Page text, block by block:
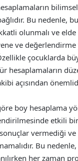
Bu nedenle,
olunmalı ve
ve
çocuklarda
hesaplamaların
açısından
boy hesaplama
etkili bir
vermediği ve
Bu
her zaman